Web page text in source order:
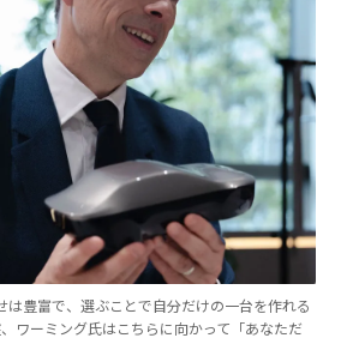
は豊富で、選ぶことで自分だけの一台を作れる
ワーミング氏はこちらに向かって「あなただ